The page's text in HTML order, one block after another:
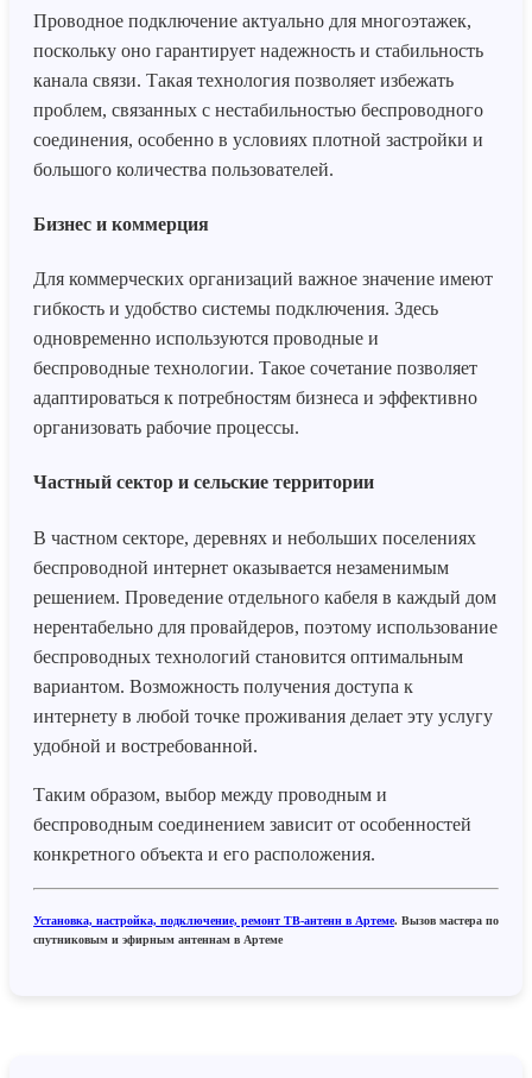
Проводное подключение актуально для многоэтажек,
поскольку оно гарантирует надежность и стабильность
канала связи. Такая технология позволяет избежать
проблем, связанных с нестабильностью беспроводного
соединения, особенно в условиях плотной застройки и
большого количества пользователей.
Бизнес и коммерция
Для коммерческих организаций важное значение имеют
гибкость и удобство системы подключения. Здесь
одновременно используются проводные и
беспроводные технологии. Такое сочетание позволяет
адаптироваться к потребностям бизнеса и эффективно
организовать рабочие процессы.
Частный сектор и сельские территории
В частном секторе, деревнях и небольших поселениях
беспроводной интернет оказывается незаменимым
решением. Проведение отдельного кабеля в каждый дом
нерентабельно для провайдеров, поэтому использование
беспроводных технологий становится оптимальным
вариантом. Возможность получения доступа к
интернету в любой точке проживания делает эту услугу
удобной и востребованной.
Таким образом, выбор между проводным и
беспроводным соединением зависит от особенностей
конкретного объекта и его расположения.
Установка, настройка, подключение, ремонт ТВ-антенн в Артеме. Вызов мастера по
спутниковым и эфирным антеннам в Артеме